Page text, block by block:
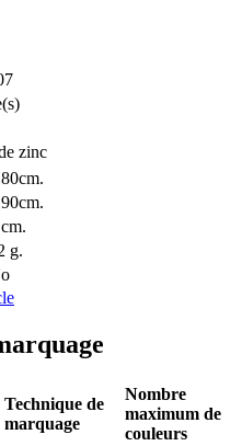
zinc
g.
Technique de
marquage
Nombre
maximum de
couleurs